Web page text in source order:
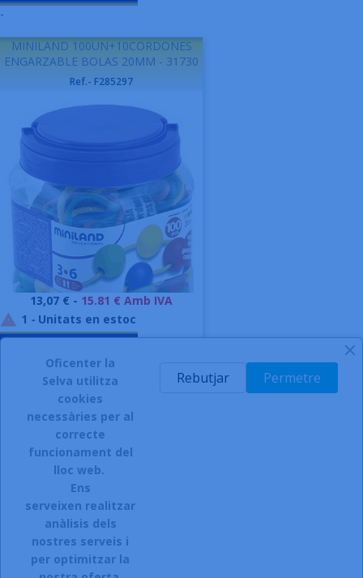
-
MINILAND 100UN+10CORDONES
ENGARZABLE BOLAS 20MM - 31730
Ref.- F285297
Preu
13,07 € - 15.81 € Amb IVA
 1 - Unitats en estoc
INSCRIURE'S AL BUTLLETÍ
Accepto el termes, condicions de servei i la política de
privacitat d'aquest lloc web.
Oficenter la
Selva utilitza
cookies
necessàries per al
correcte
funcionament del
lloc web.
Ens
serveixen realitzar
anàlisis dels
nostres serveis i
per optimitzar la
Permetre
Rebutjar